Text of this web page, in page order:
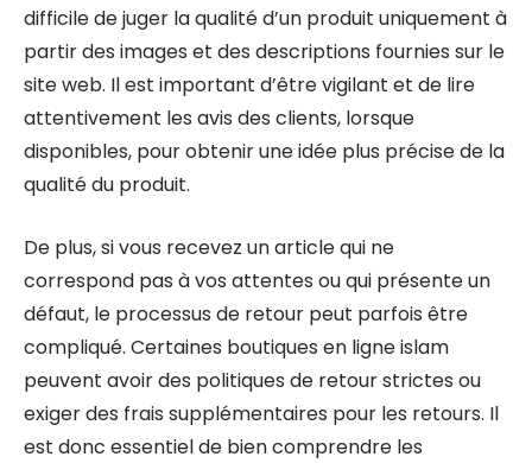
difficile de juger la qualité d’un produit uniquement à
partir des images et des descriptions fournies sur le
site web. Il est important d’être vigilant et de lire
attentivement les avis des clients, lorsque
disponibles, pour obtenir une idée plus précise de la
qualité du produit.
De plus, si vous recevez un article qui ne
correspond pas à vos attentes ou qui présente un
défaut, le processus de retour peut parfois être
compliqué. Certaines boutiques en ligne islam
peuvent avoir des politiques de retour strictes ou
exiger des frais supplémentaires pour les retours. Il
est donc essentiel de bien comprendre les